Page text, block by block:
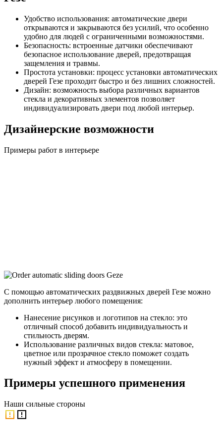
Удобство использования: автоматические двери
открываются и закрываются без усилий, что особенно
удобно для людей с ограниченными возможностями.
Безопасность: встроенные датчики обеспечивают
безопасное использование дверей, предотвращая
защемления и травмы.
Простота установки: процесс установки автоматических
дверей Гезе проходит быстро и без лишних сложностей.
Дизайн: возможность выбора различных вариантов
стекла и декоративных элементов позволяет
индивидуализировать двери под любой интерьер.
Дизайнерские возможности
Примеры работ в интерьере
С помощью автоматических раздвижных дверей Гезе можно
дополнить интерьер любого помещения:
Нанесение рисунков и логотипов на стекло: это
отличный способ добавить индивидуальность и
стильность дверям.
Использование различных видов стекла: матовое,
цветное или прозрачное стекло поможет создать
нужный эффект и атмосферу в помещении.
Примеры успешного применения
Наши сильные стороны